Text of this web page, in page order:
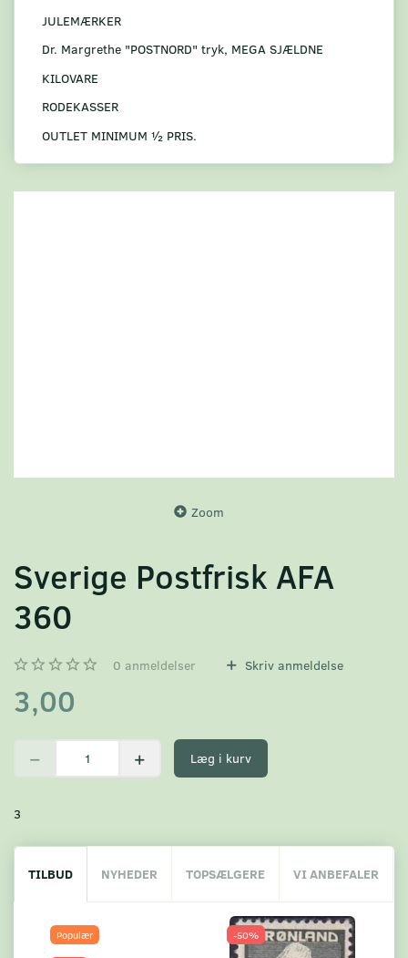
JULEMÆRKER
Dr. Margrethe "POSTNORD" tryk, MEGA SJÆLDNE
KILOVARE
RODEKASSER
OUTLET MINIMUM ½ PRIS.
Zoom
Sverige Postfrisk AFA
360
0 anmeldelser Skriv anmeldelse
3,00
Læg i kurv
3
TILBUD NYHEDER TOPSÆLGERE VI ANBEFALER
Populær -50%